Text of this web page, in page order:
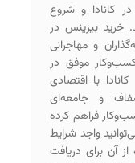
در کانادا و شروع
خرید بیزینس در
و مهاجرانی
موفق در
با اقتصادی
و جامعه‌ای
فراهم کرده
واجد شرایط
آن برای دریافت